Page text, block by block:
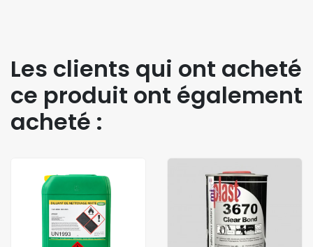
Les clients qui ont acheté
ce produit ont également
acheté :